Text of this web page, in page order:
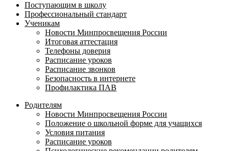
Поступающим в школу
Профессиональный стандарт
Ученикам
Новости Минпросвещения России
Итоговая аттестация
Телефоны доверия
Расписание уроков
Расписание звонков
Безопасность в интернете
Профилактика ПАВ
Родителям
Новости Минпросвещения России
Положение о школьной форме для учащихся
Условия питания
Расписание уроков